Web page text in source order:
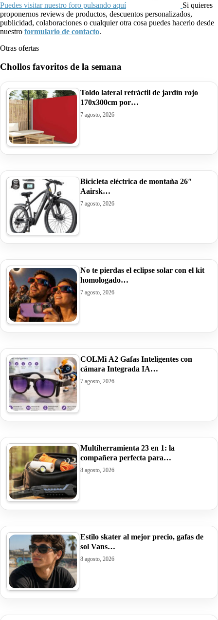
Puedes visitar nuestro foro pulsando aquí
Si quieres
proponernos reviews de productos, descuentos personalizados,
publicidad, colaboraciones o cualquier otra cosa puedes hacerlo desde
nuestro formulario de contacto.
Otras ofertas
Chollos favoritos de la semana
Toldo lateral retráctil de jardín rojo
170x300cm por…
7 agosto, 2026
Bicicleta eléctrica de montaña 26″
Aairsk…
7 agosto, 2026
No te pierdas el eclipse solar con el kit
homologado…
7 agosto, 2026
COLMi A2 Gafas Inteligentes con
cámara Integrada IA…
7 agosto, 2026
Multiherramienta 23 en 1: la
compañera perfecta para…
8 agosto, 2026
Estilo skater al mejor precio, gafas de
sol Vans…
8 agosto, 2026